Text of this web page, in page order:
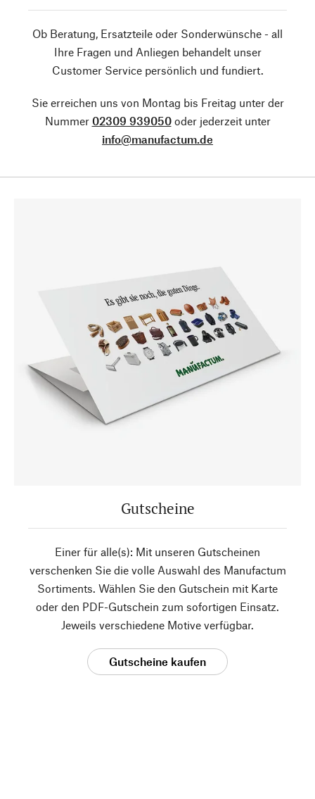
Ob Beratung, Ersatzteile oder Sonderwünsche - all
Ihre Fragen und Anliegen behandelt unser
Customer Service persönlich und fundiert.
Sie erreichen uns von Montag bis Freitag unter der
Nummer 02309 939050oder jederzeit unter
info@manufactum.de
Gutscheine
Einer für alle(s): Mit unseren Gutscheinen
verschenken Sie die volle Auswahl des Manufactum
Sortiments. Wählen Sie den Gutschein mit Karte
oder den PDF-Gutschein zum sofortigen Einsatz.
Jeweils verschiedene Motive verfügbar.
Gutscheine kaufen